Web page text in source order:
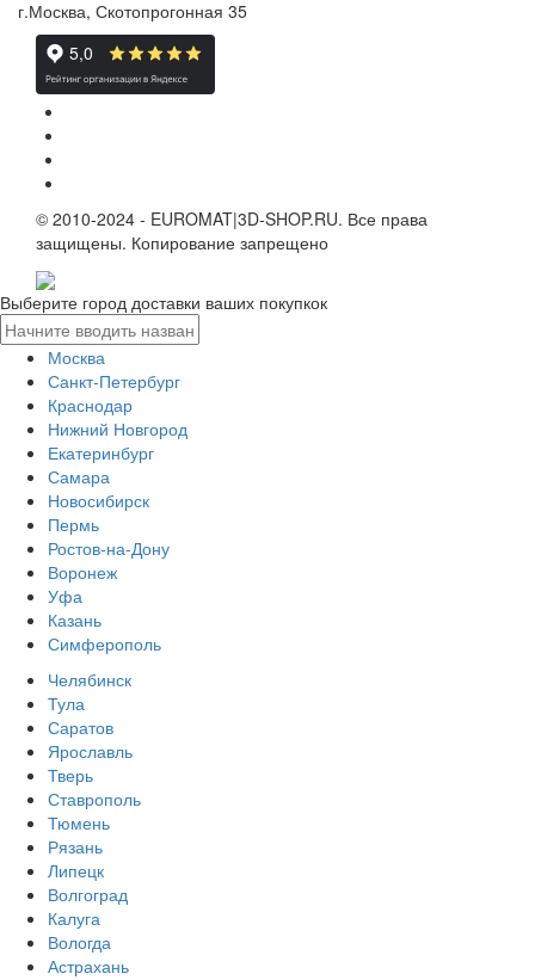
г.Москва, Скотопрогонная 35
© 2010-2024 - EUROMAT|3D-SHOP.RU. Все права
защищены. Копирование запрещено
Выберите город доставки ваших покупкок
Москва
Санкт-Петербург
Краснодар
Нижний Новгород
Екатеринбург
Самара
Новосибирск
Пермь
Ростов-на-Дону
Воронеж
Уфа
Казань
Симферополь
Челябинск
Тула
Саратов
Ярославль
Тверь
Ставрополь
Тюмень
Рязань
Липецк
Волгоград
Калуга
Вологда
Астрахань